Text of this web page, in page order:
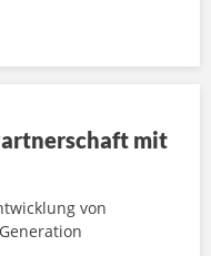
mit
von